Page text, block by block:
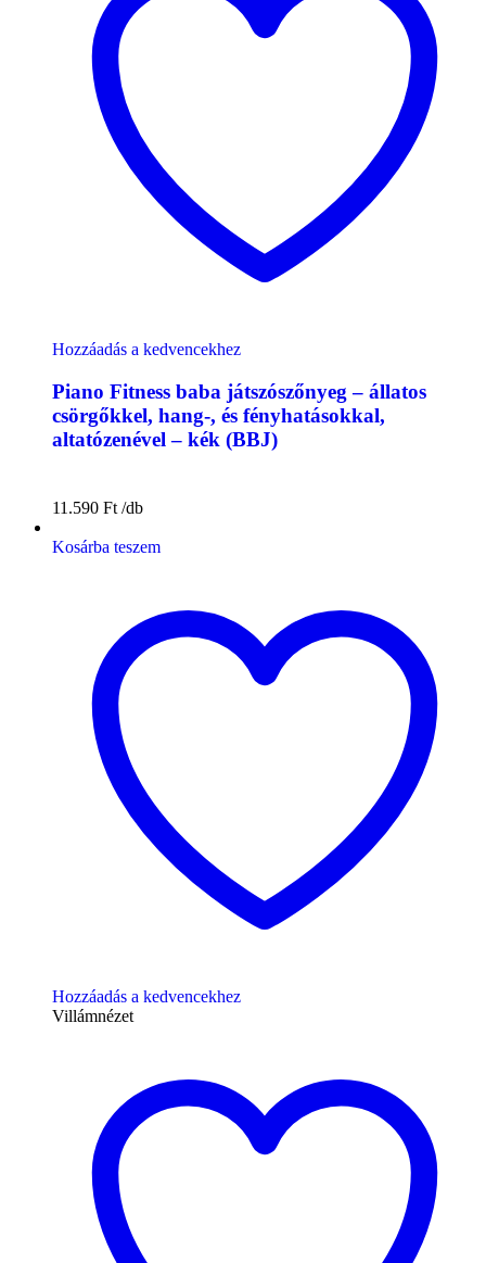
Hozzáadás a kedvencekhez
Piano Fitness baba játszószőnyeg – állatos
csörgőkkel, hang-, és fényhatásokkal,
altatózenével – kék (BBJ)
11.590 Ft
Kosárba teszem
Hozzáadás a kedvencekhez
Villámnézet